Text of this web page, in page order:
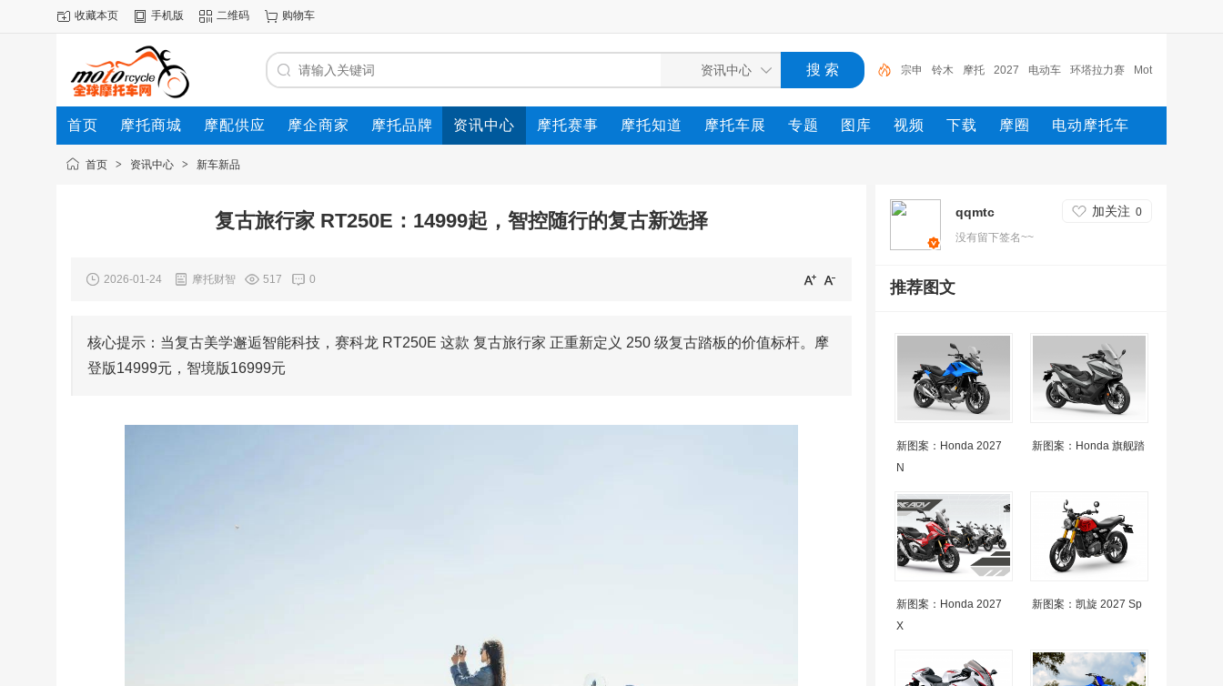
收藏本页 手机版 二维码 购物车
宗申 铃木 摩托 2027 电动车 环塔拉力赛 Mot
o2 MXGP Moto3 yamaha 宗申
首页 摩托商城 摩配供应 摩企商家 摩托品牌 资讯中心 摩托赛事 摩托知道 摩托车展 专题 图库 视频 下载 摩圈 电动摩托车
动态首页 > 资讯中心 > 新车新品
复古旅行家 RT250E：14999起，智控随行的复古新选择
2026-01-24 摩托财智 517 0
核心提示：当复古美学邂逅智能科技，赛科龙 RT250E 这款 复古旅行家 正重新定义 250 级复古踏板的价值标杆。摩
登版14999元，智境版16999元
qqmtc 加关注 0
没有留下签名~~
推荐图文
新图案：Honda 2027
N
新图案：Honda 旗舰踏
新图案：Honda 2027
X
新图案：凯旋 2027 Sp